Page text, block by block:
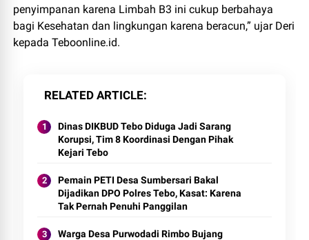
penyimpanan karena Limbah B3 ini cukup berbahaya
bagi Kesehatan dan lingkungan karena beracun,” ujar Deri
kepada Teboonline.id.
RELATED ARTICLE
Dinas DIKBUD Tebo Diduga Jadi Sarang
Korupsi, Tim 8 Koordinasi Dengan Pihak
Kejari Tebo
Pemain PETI Desa Sumbersari Bakal
Dijadikan DPO Polres Tebo, Kasat: Karena
Tak Pernah Penuhi Panggilan
Warga Desa Purwodadi Rimbo Bujang